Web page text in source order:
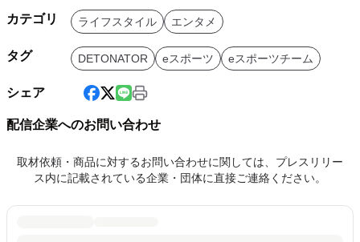
カテゴリ ライフスタイル エンタメ
タグ DETONATOR eスポーツ eスポーツチーム
シェア
配信企業へのお問い合わせ
取材依頼・商品に対するお問い合わせに関しては、プレスリリー
ス内に記載されている企業・団体に直接ご連絡ください。